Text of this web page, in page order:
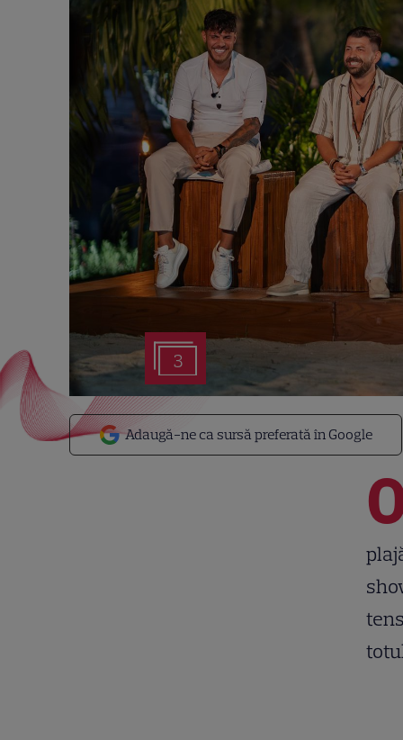
3
Adaugă-ne ca sursă preferată în Google